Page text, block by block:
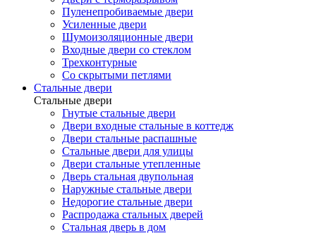
Пуленепробиваемые двери
Усиленные двери
Шумоизоляционные двери
Входные двери со стеклом
Трехконтурные
Со скрытыми петлями
Стальные двери
Стальные двери
Гнутые стальные двери
Двери входные стальные в коттедж
Двери стальные распашные
Стальные двери для улицы
Двери стальные утепленные
Дверь стальная двупольная
Наружные стальные двери
Недорогие стальные двери
Распродажа стальных дверей
Стальная дверь в дом